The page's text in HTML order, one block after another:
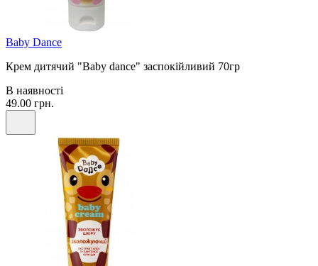
Baby Dance
Крем дитячий "Baby dance" заспокійливий 70гр
В наявності
49.00 грн.